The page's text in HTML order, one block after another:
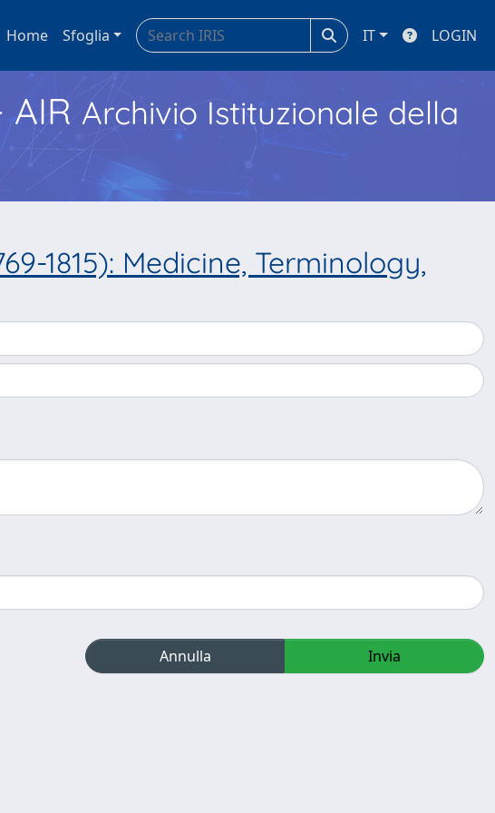
Home Sfoglia IT LOGIN
AIR Archivio Istituzionale della
1815): Medicine, Terminology,
Annulla Invia